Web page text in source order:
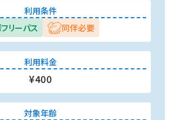
利用条件
フリーパス
同伴必要
利用料金
¥400
対象年齢